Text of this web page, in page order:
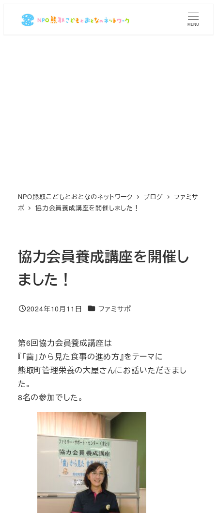
MENU
NPO熊取こどもとおとなのネットワーク ブログ
ファミサ
ポ
協力会員養成講座を開催しました！
協力会員養成講座を開催し
ました！
投稿日
2024年10月11日 カテゴリー
ファミサポ
第6回協力会員養成講座は
『「歯」から見た食事の進め方』をテーマに
熊取町管理栄養の大屋さんにお話いただきまし
た。
8名の参加でした。